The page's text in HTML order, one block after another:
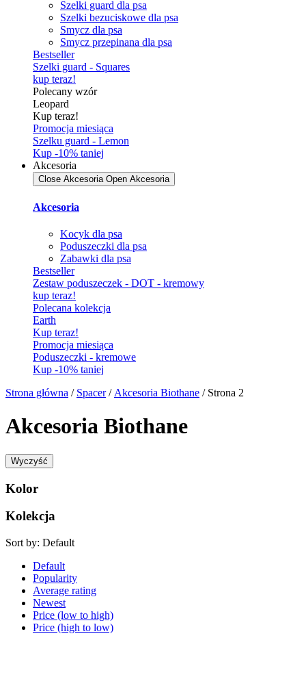
Szelki guard dla psa
Szelki bezuciskowe dla psa
Smycz dla psa
Smycz przepinana dla psa
Bestseller
Szelki guard - Squares
kup teraz!
Polecany wzór
Leopard
Kup teraz!
Promocja miesiąca
Szelku guard - Lemon
Kup -10% taniej
Akcesoria
Close Akcesoria Open Akcesoria
Akcesoria
Kocyk dla psa
Poduszeczki dla psa
Zabawki dla psa
Bestseller
Zestaw poduszeczek - DOT - kremowy
kup teraz!
Polecana kolekcja
Earth
Kup teraz!
Promocja miesiąca
Poduszeczki - kremowe
Kup -10% taniej
Strona główna / Spacer/ Akcesoria Biothane / Strona 2
Akcesoria Biothane
Wyczyść
Kolor
Kolekcja
Sort by: Default
Default
Popularity
Average rating
Newest
Price (low to high)
Price (high to low)